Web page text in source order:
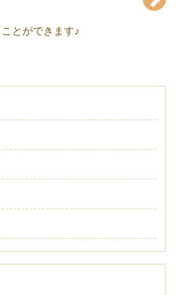
とができます♪